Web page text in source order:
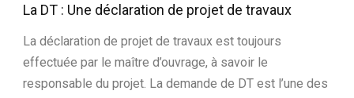
La DT : Une déclaration de projet de travaux
La déclaration de projet de travaux est toujours
effectuée par le maître d’ouvrage, à savoir le
responsable du projet. La demande de DT est l’une des